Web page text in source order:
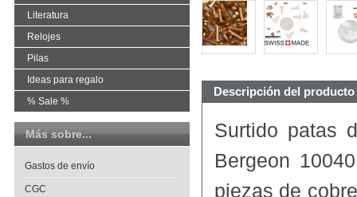
Descripción del producto
Surtido patas
Bergeon
piezas de
Literatura
Relojes
Pilas
Ideas para regalo
% Sale %
Más sobre...
Gastos de envío
CGC